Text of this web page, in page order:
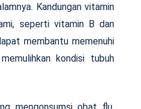
Kandungan vitamin
seperti vitamin B dan
membantu memenuhi
kondisi tubuh